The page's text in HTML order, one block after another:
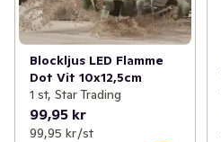
Blockljus LED Flamme
Dot Vit 10x12,5cm
1 st, Star Trading
99,95 kr
99,95 kr /st